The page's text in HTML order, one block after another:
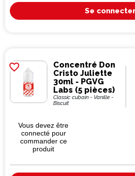
Se connecter
favorite_border
Concentré Don
Cristo Juliette
30ml - PGVG
Labs (5 pièces)
Classic cubain - Vanille -
Biscuit
Vous devez être
connecté pour
commander ce
produit